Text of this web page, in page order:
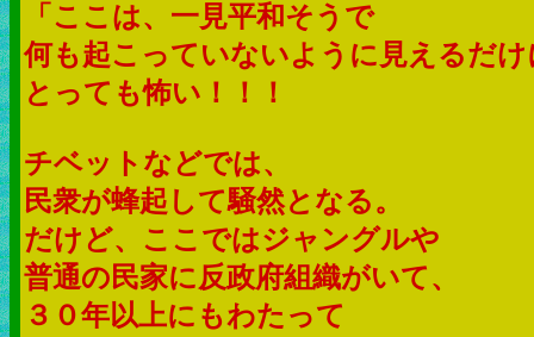
「ここは、一見平和そうで
何も起こっていないように見えるだけ
とっても怖い！！！
チベットなどでは、
民衆が蜂起して騒然となる。
だけど、ここではジャングルや
普通の民家に反政府組織がいて、
３０年以上にもわたって